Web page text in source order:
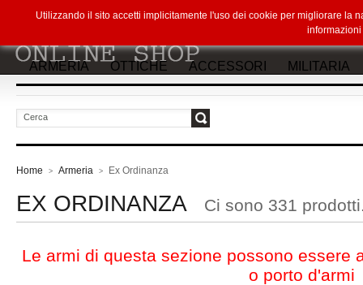
ARMERIA OTTICHE ACCESSORI MILITARIA
Home > Armeria > Ex Ordinanza
EX ORDINANZA Ci sono 331
Le armi di questa sezione possono essere
o porto d'armi
Utilizzando il sito accetti implicitamente l'uso dei cookie per migliorare la
informazioni